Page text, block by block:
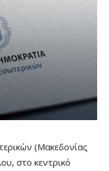
(Μακεδονίας
στο κεντρικό